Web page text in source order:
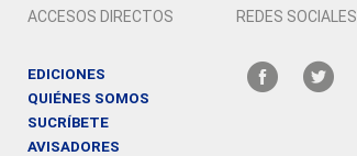
ACCESOS DIRECTOS
EDICIONES
QUIÉNES SOMOS
SUCRÍBETE
AVISADORES
REDES SOCIALES